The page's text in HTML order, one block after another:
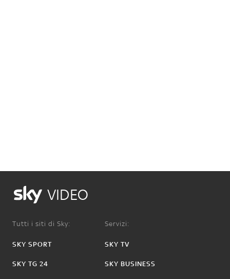
VIDEO
Tutti i siti di Sky:
SKY SPORT
SKY TG 24
Servizi:
SKY TV
SKY BUSINESS